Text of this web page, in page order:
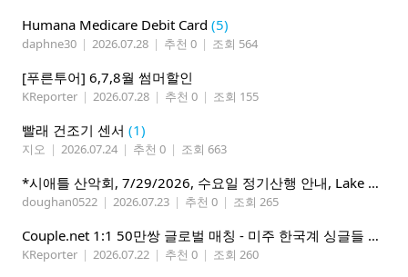
Humana Medicare Debit Card (5)
daphne30 | 2026.07.28 | 추천 0 | 조회 564
[푸른투어] 6,7,8월 썸머할인
KReporter | 2026.07.28 | 추천 0 | 조회 155
빨래 건조기 센서 (1)
지오 | 2026.07.24 | 추천 0 | 조회 663
*시애틀 산악회, 7/29/2026, 수요일 정기산행 안내, Lake 22*
doughan0522 | 2026.07.23 | 추천 0 | 조회 265
Couple.net 1:1 50만쌍 글로벌 매칭 - 미주 한국계 싱글들 모이세요
KReporter | 2026.07.22 | 추천 0 | 조회 260